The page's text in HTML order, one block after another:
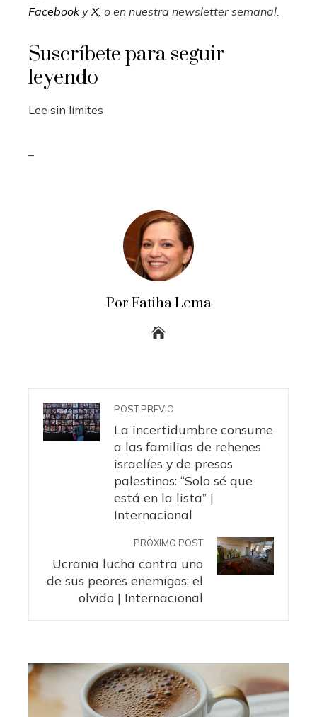
FacebookyX, o en nuestra newsletter semanal.
Suscríbete para seguir
leyendo
Lee sin límites
Por Fatiha Lema
POST PREVIO
La incertidumbre consume
a las familias de rehenes
israelíes y de presos
palestinos: “Solo sé que
está en la lista” |
Internacional
PRÓXIMO POST
Ucrania lucha contra uno
de sus peores enemigos: el
olvido | Internacional